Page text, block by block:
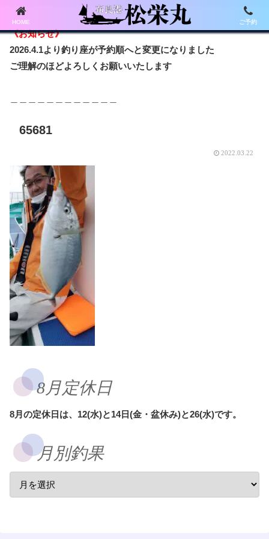
《お知らせ》
2026.4.1より釣り座が予約順へと変更になりました
ご理解のほどよろしくお願いいたします
65681
2022.03.22
8月定休日
8月の定休日は、12(水)と14日(金・盆休み)と26(水)です。
月別釣果
HOME ご予約